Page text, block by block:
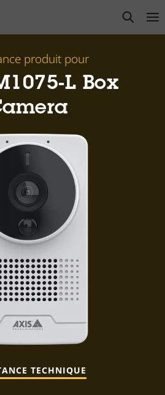
open
produit pour
L Box
TECHNIQUE